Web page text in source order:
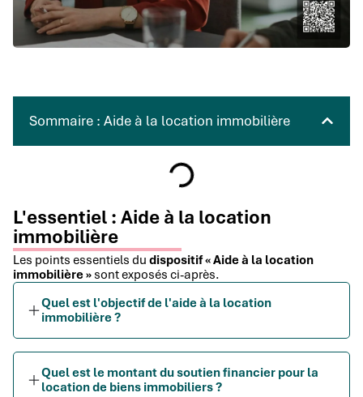
Sommaire : Aide à la location immobilière
L'essentiel : Aide à la location
immobilière
Les points essentiels du dispositif « Aide à la location
immobilière » sont exposés ci-après.
Quel est l'objectif de l'aide à la location
immobilière ?
Quel est le montant du soutien financier pour la
location de biens immobiliers ?